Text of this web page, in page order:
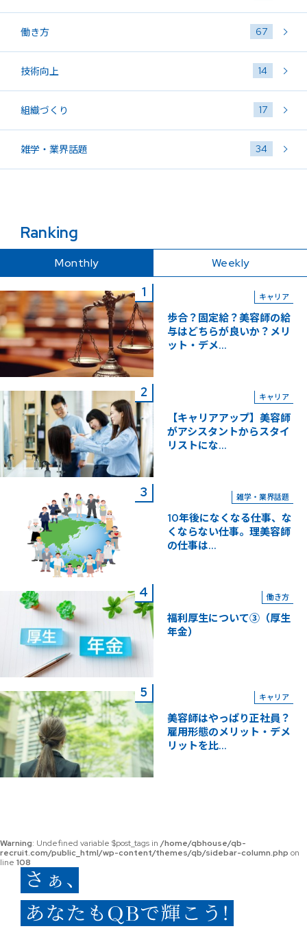
働き方 67
技術向上 14
組織づくり 17
雑学・業界話題 34
Ranking
Monthly Weekly
キャリア
歩合？固定給？美容師の給
与はどちらが良いか？メリ
ット・デメ...
キャリア
【キャリアアップ】美容師
がアシスタントからスタイ
リストにな...
雑学・業界話題
10年後になくなる仕事、な
くならない仕事。理美容師
の仕事は...
働き方
福利厚生について③（厚生
年金）
キャリア
美容師はやっぱり正社員？
雇用形態のメリット・デメ
リットを比...
Warning: Undefined variable $post_tags in /home/qbhouse/qb-
recruit.com/public_html/wp-content/themes/qb/sidebar-column.php on
line 108